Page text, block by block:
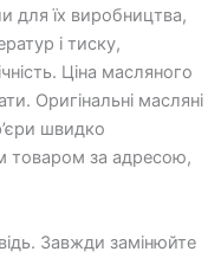
для їх виробництва,
і тиску,
Ціна масляного
Оригінальні масляні
швидко
товаром за адресою,
Завжди замінюйте